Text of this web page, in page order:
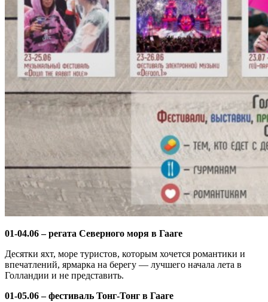
01-04.06 – регата Северного моря в Гааге
Десятки яхт, море туристов, которым хочется романтики и
впечатлений, ярмарка на берегу — лучшего начала лета в
Голландии и не представить.
01-05.06 – фестиваль Тонг-Тонг в Гааге